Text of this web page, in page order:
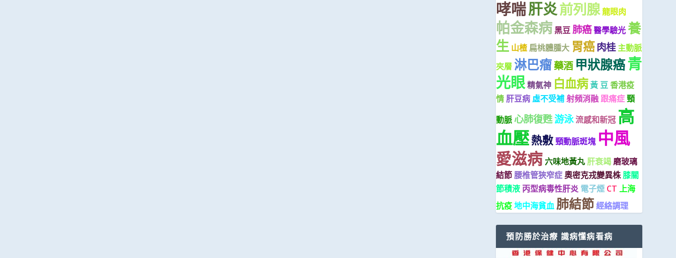
哮喘肝炎前列腺龍眼肉
帕金森病黑豆肺癌醫學驗光養
生 山楂 扁桃體腫大 胃癌肉桂 主動脈
夾層 淋巴瘤藥酒 甲狀腺癌青
光眼精氣神 白血病黃 豆香港疫
情 肝豆病 虛不受補射頻消融跟痛症頸
動脈 心肺復甦游泳流感和新冠 高
血壓熱敷頸動脈斑塊 中風
愛滋病 六味地黃丸 肝衰竭磨玻璃
結節 腰椎管狹窄症奧密克戎變異株膝關
節積液 丙型病毒性肝炎 電子煙 CT 上海
抗疫地中海貧血 肺結節經絡調理
預防勝於治療 識病懂病看病